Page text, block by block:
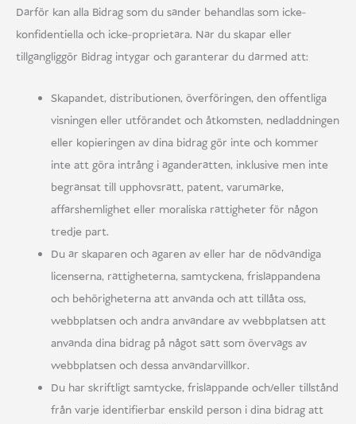
Därför kan alla Bidrag som du sänder behandlas som icke-
konfidentiella och icke-proprietära. När du skapar eller
tillgängliggör Bidrag intygar och garanterar du därmed att:
Skapandet, distributionen, överföringen, den offentliga
visningen eller utförandet och åtkomsten, nedladdningen
eller kopieringen av dina bidrag gör inte och kommer
inte att göra intrång i äganderätten, inklusive men inte
begränsat till upphovsrätt, patent, varumärke,
affärshemlighet eller moraliska rättigheter för någon
tredje part.
Du är skaparen och ägaren av eller har de nödvändiga
licenserna, rättigheterna, samtyckena, frisläppandena
och behörigheterna att använda och att tillåta oss,
webbplatsen och andra användare av webbplatsen att
använda dina bidrag på något sätt som övervägs av
webbplatsen och dessa användarvillkor.
Du har skriftligt samtycke, frisläppande och/eller tillstånd
från varje identifierbar enskild person i dina bidrag att